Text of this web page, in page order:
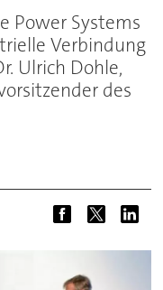
Power Systems
Verbindung
Ulrich Dohle,
des